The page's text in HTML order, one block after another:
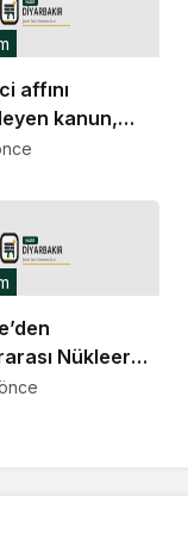
affını
kanun,
Nükleer
1